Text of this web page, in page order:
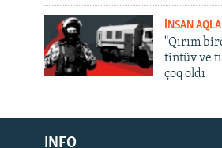
Русский
Українською
İNSAN
"Qırım
tintüv ve
çoq oldı
INFO